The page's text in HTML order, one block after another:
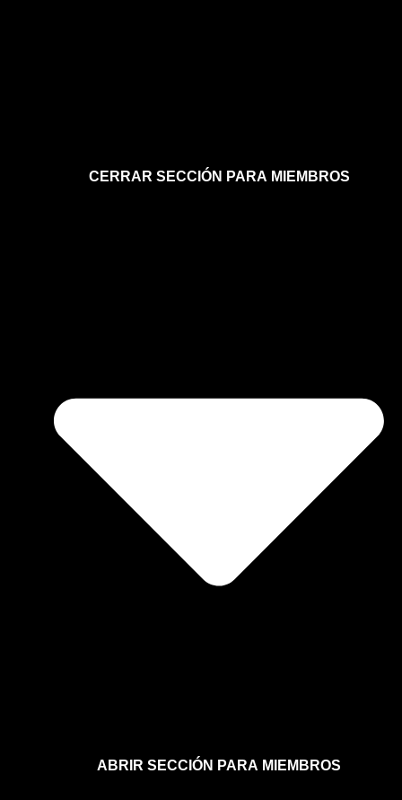
CERRAR SECCIÓN PARA MIEMBROS
ABRIR SECCIÓN PARA MIEMBROS